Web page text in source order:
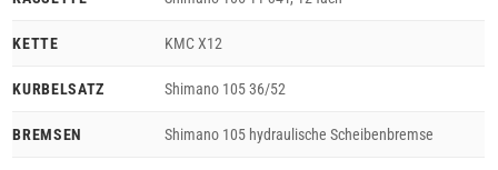
KETTE KMC X12
KURBELSATZ Shimano 105 36/52
BREMSEN Shimano 105 hydraulische Scheibenbremse